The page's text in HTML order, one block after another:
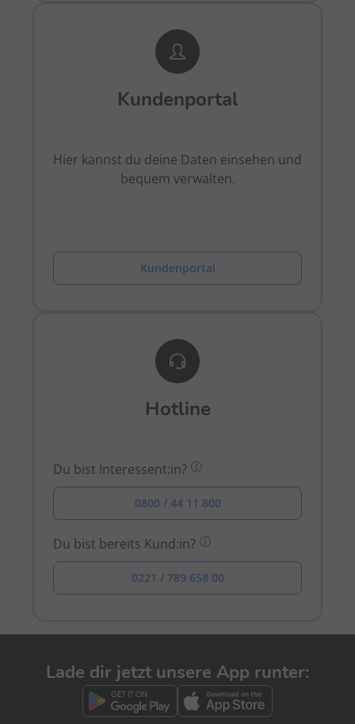
Kundenportal
Hier kannst du deine Daten einsehen und
bequem verwalten.
Kundenportal
Hotline
Du bist Interessent:in?
0800 / 44 11 800
Du bist bereits Kund:in?
0221 / 789 658 00
Lade dir jetzt unsere App runter: